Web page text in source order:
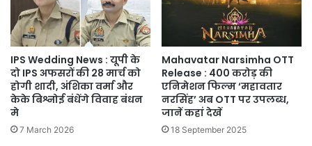
IPS Wedding News : यूपी के
दो IPS अफसरों की 28 मार्च को
होगी शादी, अंशिका वर्मा और
केके बिश्नोई बंधेंगे विवाह बंधन
मे
7 March 2026
Mahavatar Narsimha OTT
Release : 400 करोड़ की
एनिमेशन फिल्म ‘महावतार
नरसिंह’ अब OTT पर उपलब्ध,
जानें कहां देखें
18 September 2025